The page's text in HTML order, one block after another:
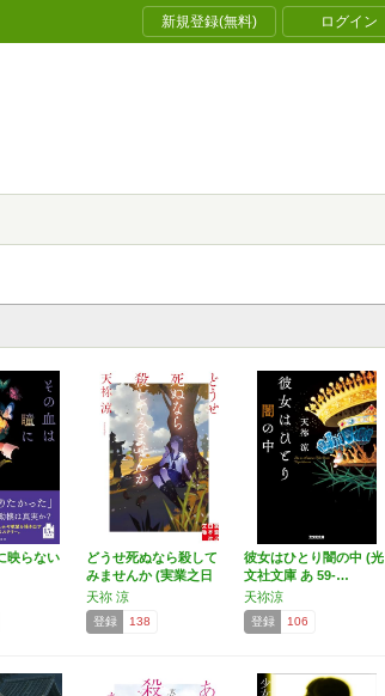
新規登録(無料) ログイン
映らない
どうせ死ぬなら殺して
みませんか (実業之日
本…
天祢 涼
登録 138
彼女はひとり闇の中 (光
文社文庫 あ 59-…
天祢涼
登録 106